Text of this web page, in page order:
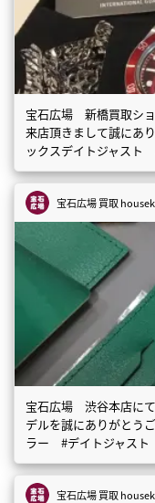
宝石広場 新橋買取シ
来店頂きまして誠にあ
ックスデイトジャス
宝石広場 買取
宝石広場 渋谷本店に
デルを誠にありがとう
ラー #デイトジャスト
宝石広場 買取